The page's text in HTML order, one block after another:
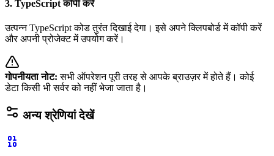
3. TypeScript कॉपी करें
उत्पन्न TypeScript कोड तुरंत दिखाई देगा। इसे अपने क्लिपबोर्ड में कॉपी करें
और अपनी प्रोजेक्ट में उपयोग करें।
गोपनीयता नोट: सभी ऑपरेशन पूरी तरह से आपके ब्राउज़र में होते हैं। कोई
डेटा किसी भी सर्वर को नहीं भेजा जाता है।
अन्य श्रेणियां देखें